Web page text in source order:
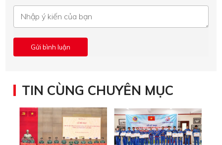
TIN CÙNG CHUYÊN MỤC